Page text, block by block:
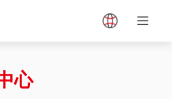
Vietnam
心